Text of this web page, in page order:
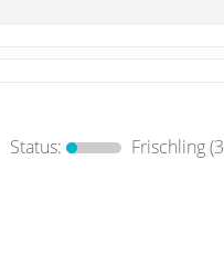
Status:
Frischling